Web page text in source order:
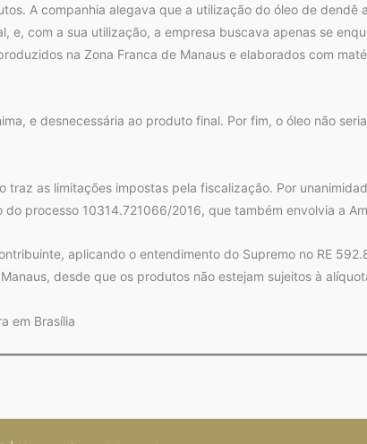
A companhia alegava que a utilização do óleo de
com a sua utilização, a empresa buscava apenas se
na Zona Franca de Manaus e elaborados com
e desnecessária ao produto final. Por fim, o óleo não
as limitações impostas pela fiscalização. Por
processo 10314.721066/2016, que também envolvia a
aplicando o entendimento do Supremo no RE
desde que os produtos não estejam sujeitos à
em Brasília